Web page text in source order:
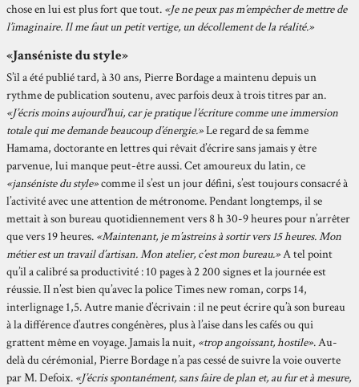
chose en lui est plus fort que tout. «Je ne peux pas m’empêcher de mettre de
l’imaginaire. Il me faut un petit vertige, un décollement de la réalité.»
«Janséniste du style»
S’il a été publié tard, à 30 ans, Pierre Bordage a maintenu depuis un
rythme de publication soutenu, avec parfois deux à trois titres par an.
«J’écris moins aujourd’hui, car je pratique l’écriture comme une immersion
totale qui me demande beaucoup d’énergie.»Le regard de sa femme
Hamama, doctorante en lettres qui rêvait d’écrire sans jamais y être
parvenue, lui manque peut-être aussi. Cet amoureux du latin, ce
«janséniste du style»comme il s’est un jour défini, s’est toujours consacré à
l’activité avec une attention de métronome. Pendant longtemps, il se
mettait à son bureau quotidiennement vers 8 h 30-9 heures pour n’arrêter
que vers 19 heures. «Maintenant, je m’astreins à sortir vers 15 heures. Mon
métier est un travail d’artisan. Mon atelier, c’est mon bureau.»A tel point
qu’il a calibré sa productivité : 10 pages à 2 200 signes et la journée est
réussie. Il n’est bien qu’avec la police Times new roman, corps 14,
interlignage 1,5. Autre manie d’écrivain : il ne peut écrire qu’à son bureau
à la différence d’autres congénères, plus à l’aise dans les cafés ou qui
grattent même en voyage. Jamais la nuit, «trop angoissant, hostile». Au-
delà du cérémonial, Pierre Bordage n’a pas cessé de suivre la voie ouverte
par M. Defoix. «J’écris spontanément, sans faire de plan et, au fur et à mesure,